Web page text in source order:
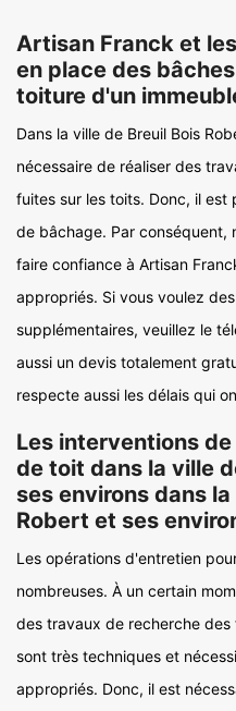
Artisan Franck et
en place des
toiture d'un
Dans la ville de Breuil Bois
nécessaire de réaliser des
fuites sur les toits. Donc, il est
de bâchage. Par conséquent,
faire confiance à Artisan
appropriés. Si vous voulez
supplémentaires, veuillez le
aussi un devis totalement
respecte aussi les délais qui
Les interventions
de toit dans la ville
ses environs dans
Robert et ses
Les opérations d'entretien
nombreuses. À un certain
des travaux de recherche
sont très techniques et
appropriés. Donc, il est